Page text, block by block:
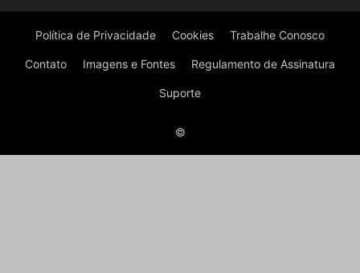
Política de Privacidade Cookies Trabalhe Conosco
Contato Imagens e Fontes Regulamento de Assinatura
Suporte
©